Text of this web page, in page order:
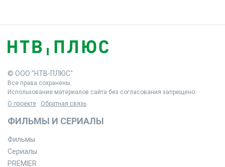
© ООО "НТВ-ПЛЮС"
Все права сохранены.
Использование материалов сайта без согласования запрещено.
О проекте
Обратная связь
ФИЛЬМЫ И СЕРИАЛЫ
Фильмы
Сериалы
PREMIER